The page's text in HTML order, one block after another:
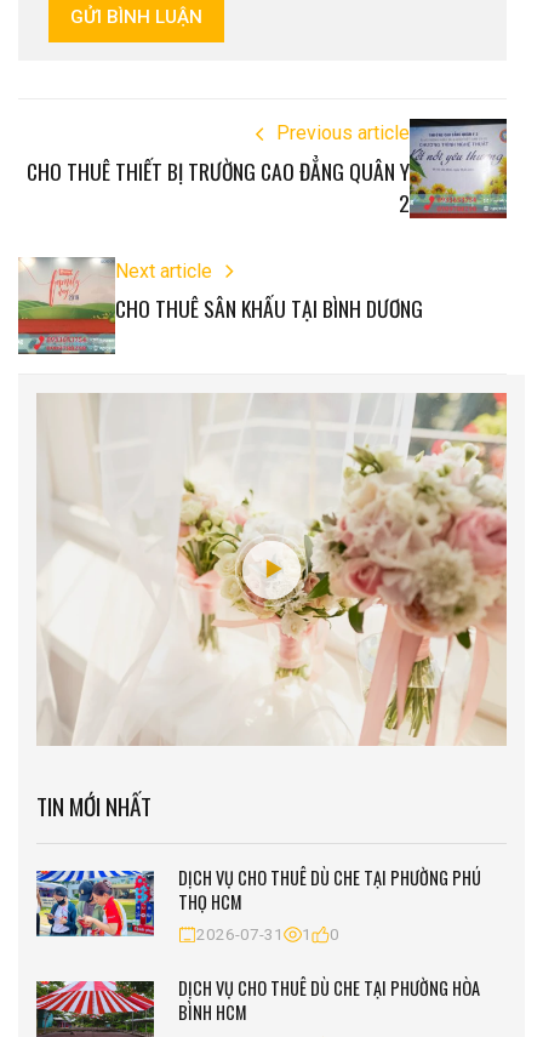
GỬI BÌNH LUẬN
Previous article
CHO THUÊ THIẾT BỊ TRƯỜNG CAO ĐẲNG QUÂN Y
2
Next article
CHO THUÊ SÂN KHẤU TẠI BÌNH DƯƠNG
TIN MỚI NHẤT
DỊCH VỤ CHO THUÊ DÙ CHE TẠI PHƯỜNG PHÚ
THỌ HCM
2026-07-31 1 0
DỊCH VỤ CHO THUÊ DÙ CHE TẠI PHƯỜNG HÒA
BÌNH HCM